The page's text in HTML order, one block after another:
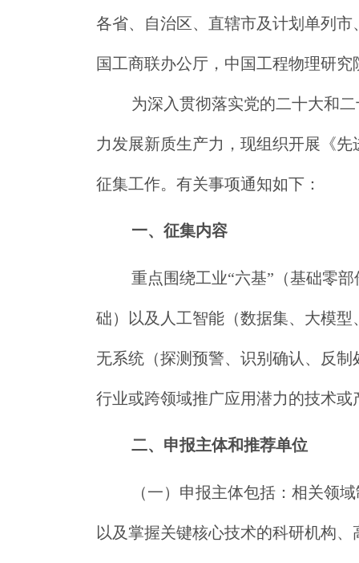
各省、自治区、直辖市及计划单列
国工商联办公厅，中国工程物理研
为深入贯彻落实党的二十大和
力发展新质生产力，现组织开展《
征集工作。有关事项通知如下：
一、征集内容
重点围绕工业“六基”（基础零
础）以及人工智能（数据集、大模
无系统（探测预警、识别确认、反
行业或跨领域推广应用潜力的技术或
二、申报主体和推荐单位
（一）申报主体包括：相关领
以及掌握关键核心技术的科研机构